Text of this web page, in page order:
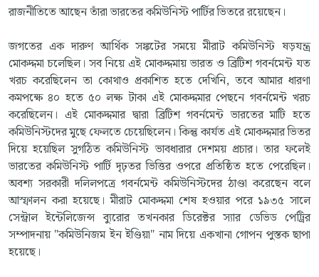
রাজনীতিতে আছেন তাঁরা ভারতের কমিউনিস্ট পার্টির ভিতরে রয়েছেন।
জগতের এক দারুণ আর্থিক সঙ্কটের সময়ে মীরাট কমিউনিস্ট ষড়যন্ত্র
মোকদ্দমা চলেছিল। সব নিয়ে এই মোকদ্দমায় ভারত ও ব্রিটিশ গবর্নমেন্ট যত
খরচ করেছিলেন তা কোথাও প্রকাশিত হতে দেখিনি, তবে আমার ধারণা
কমপক্ষে ৪০ হতে ৫০ লক্ষ টাকা এই মোকদ্দমার পেছনে গবর্নমেন্ট খরচ
করেছিলেন। এই মোকদ্দমার দ্বারা ব্রিটিশ গবর্নমেন্ট ভারতের মাটি হতে
কমিউনিস্টদের মুছে ফেলতে চেয়েছিলেন। কিন্তু কার্যত এই মোকদ্দমার ভিতর
দিয়ে হয়েছিল সুগঠিত কমিউনিস্ট ভাবধারার দেশময় প্রচার। তার ফলেই
ভারতের কমিউনিস্ট পার্টি দৃঢ়তর ভিত্তির ওপরে প্রতিষ্ঠিত হতে পেরেছিল।
অবশ্য সরকারী দলিলপত্রে গবর্নমেন্ট কমিউনিস্টদের ঠাণ্ডা করেছেন বলে
আস্ফালন করা হয়েছে। মীরাট মোকদ্দমা শেষ হওয়ার পরে ১৯৩৫ সালে
সেন্ট্রাল ইন্টেলিজেন্স ব্যুরোর তখনকার ডিরেক্টর স্যার ডেভিড পেট্রির
সম্পাদনায় "কমিউনিজম ইন ইণ্ডিয়া" নাম দিয়ে একখানা গোপন পুস্তক ছাপা
হয়েছে।